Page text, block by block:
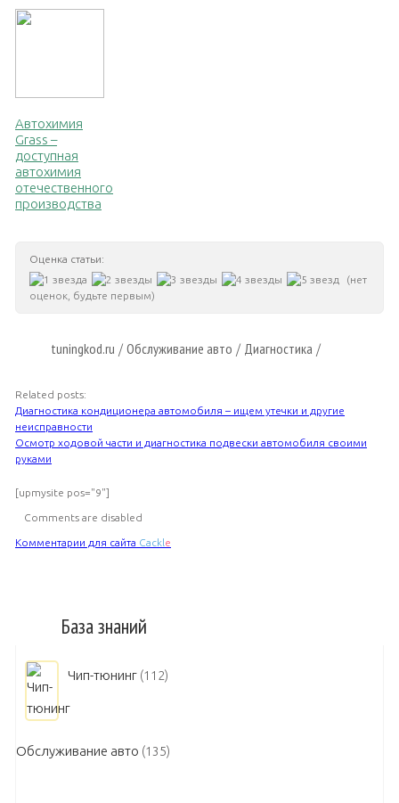
Автохимия
Grass –
доступная
автохимия
отечественного
производства
Оценка статьи:
(нет
оценок, будьте первым)
tuningkod.ru / Обслуживание авто / Диагностика /
Related posts:
Диагностика кондиционера автомобиля – ищем утечки и другие
неисправности
Осмотр ходовой части и диагностика подвески автомобиля своими
руками
[upmysite pos="9"]
Comments are disabled
Комментарии для сайта Cackle
База знаний
Чип-тюнинг (112)
Обслуживание авто (135)